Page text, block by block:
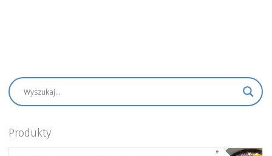
Produkty